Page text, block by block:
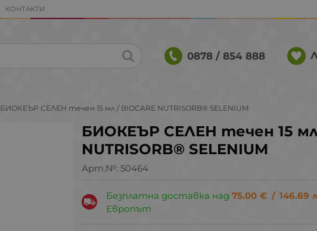
КОНТАКТИ
0878 / 854 888
БИОКЕЪР СЕЛЕН течен 15 мл / BIOCARE NUTRISORB® SELENIUM
БИОКЕЪР СЕЛЕН течен 15 мл
NUTRISORB® SELENIUM
Арт.№: 50464
Безплатна доставка над75.00 € / 146.69
Европът